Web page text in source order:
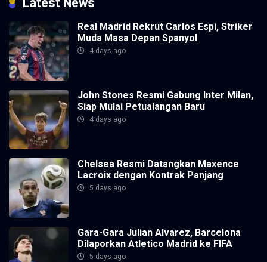
Real Madrid Rekrut Carlos Espi, Striker
Muda Masa Depan Spanyol
4 days ago
John Stones Resmi Gabung Inter Milan,
Siap Mulai Petualangan Baru
4 days ago
Chelsea Resmi Datangkan Maxence
Lacroix dengan Kontrak Panjang
5 days ago
Gara-Gara Julian Alvarez, Barcelona
Dilaporkan Atletico Madrid ke FIFA
5 days ago